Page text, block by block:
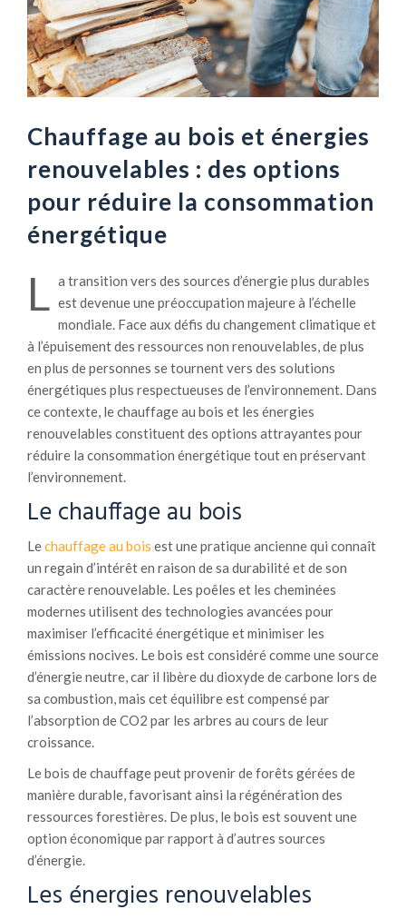
Chauffage au bois et énergies
renouvelables : des options
pour réduire la consommation
énergétique
L a transition vers des sources d’énergie plus durables
est devenue une préoccupation majeure à l’échelle
mondiale. Face aux défis du changement climatique et
à l’épuisement des ressources non renouvelables, de plus
en plus de personnes se tournent vers des solutions
énergétiques plus respectueuses de l’environnement. Dans
ce contexte, le chauffage au bois et les énergies
renouvelables constituent des options attrayantes pour
réduire la consommation énergétique tout en préservant
l’environnement.
Le chauffage au bois
Lechauffage au bois est une pratique ancienne qui connaît
un regain d’intérêt en raison de sa durabilité et de son
caractère renouvelable. Les poêles et les cheminées
modernes utilisent des technologies avancées pour
maximiser l’efficacité énergétique et minimiser les
émissions nocives. Le bois est considéré comme une source
d’énergie neutre, car il libère du dioxyde de carbone lors de
sa combustion, mais cet équilibre est compensé par
l’absorption de CO2 par les arbres au cours de leur
croissance.
Le bois de chauffage peut provenir de forêts gérées de
manière durable, favorisant ainsi la régénération des
ressources forestières. De plus, le bois est souvent une
option économique par rapport à d’autres sources
d’énergie.
Les énergies renouvelables